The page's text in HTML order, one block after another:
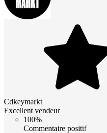
Cdkeymarkt
Excellent vendeur
100%
Commentaire positif